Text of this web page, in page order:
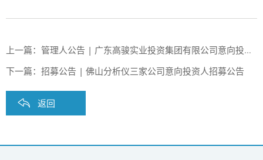
上一篇： 管理人公告 | 广东高骏实业投资集团有限公司意向投资人招募公告
下一篇： 招募公告 | 佛山分析仪三家公司意向投资人招募公告
返回